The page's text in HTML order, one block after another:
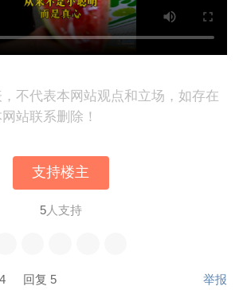
不代表本网站观点和立场，如存在
站联系删除！
支持楼主
5人支持
回复 5 举报